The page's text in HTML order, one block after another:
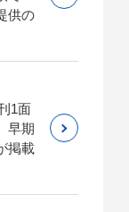
供の
1面
早期
掲載